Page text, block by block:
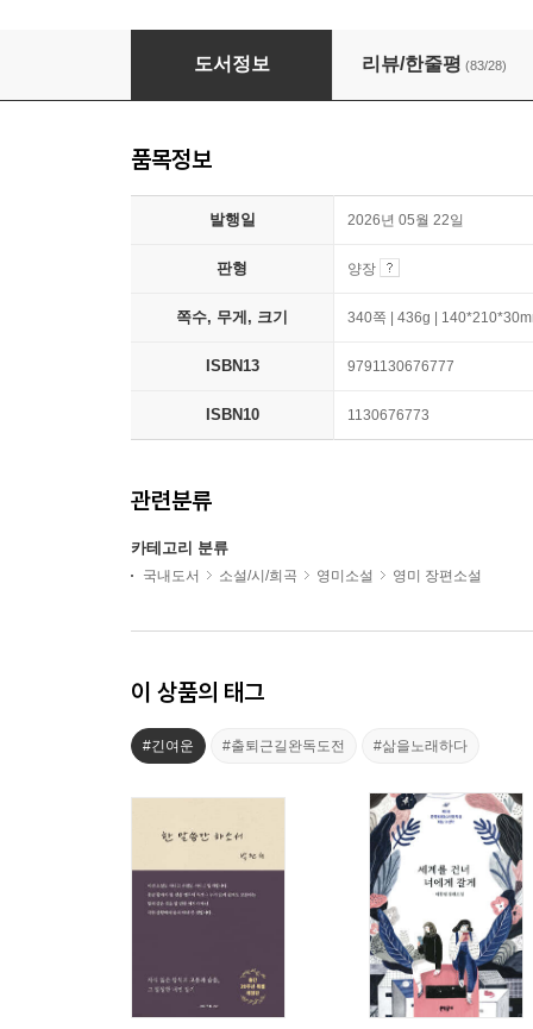
수평선 너머
도서정보 리뷰/한줄평 (83/28)
품목정보
발행일 2026년 05월 22일
판형 양장
쪽수, 무게, 크기 340쪽 | 436g |
ISBN13 9791130676777
ISBN10 1130676773
관련분류
카테고리 분류
국내도서 소설/시/희곡 영미소설 영미 장편소설
이 상품의 태그
#긴여운 #출퇴근길완독도전 #삶을노래하다